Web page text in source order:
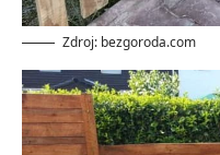
Zdroj: bezgoroda.com